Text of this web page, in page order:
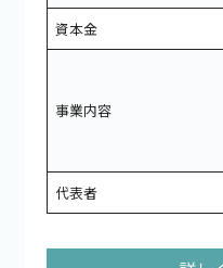
資本金
事業内容
代表者